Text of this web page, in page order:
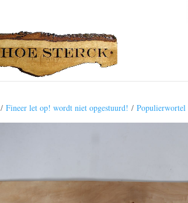
/Fineer let op! wordt niet opgestuurd! /Populierwortel